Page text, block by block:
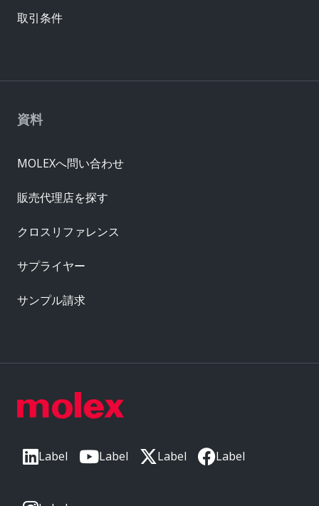
Label Label Label Label
資料
MOLEXへ問い合わせ
販売代理店を探す
クロスリファレンス
サプライヤー
サンプル請求
取引条件